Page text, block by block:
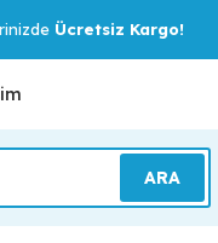
Ücretsiz Kargo!
ARA